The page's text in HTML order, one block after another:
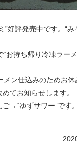
”好評発売中です。“み
お持ち帰り冷凍ラー
ン仕込みのためお休
てお知らせします。
→“ゆずサワー”です。